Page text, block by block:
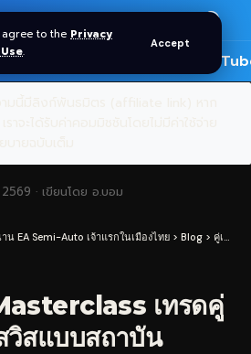
to the Privacy
.
Accept
SPDR 🎬
· เขียนโดย อ.บอม
EA Semi-Auto เจ้าแรกในเมืองไทย > Blog > คู่เงิน Forex
เทรดคู่
วิสแบบสถาบัน